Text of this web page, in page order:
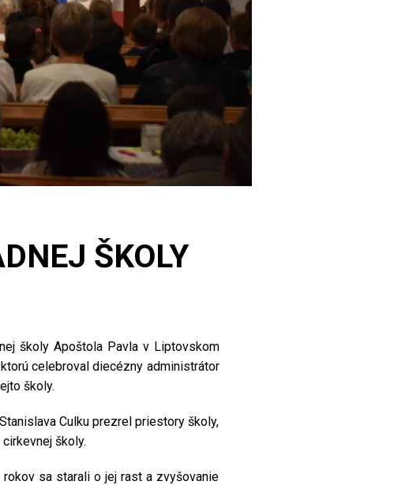
ŠKOLY
školy Apoštola Pavla v Liptovskom
celebroval diecézny administrátor
školy.
Culku prezrel priestory školy,
školy.
sa starali o jej rast a zvyšovanie